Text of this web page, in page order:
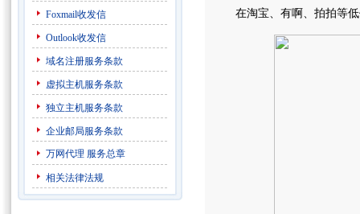
Foxmail收发信
Outlook收发信
域名注册服务条款
虚拟主机服务条款
独立主机服务条款
企业邮局服务条款
万网代理 服务总章
相关法律法规
在淘宝、有啊、拍拍等